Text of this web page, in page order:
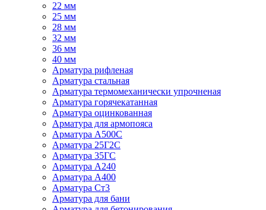
22 мм
25 мм
28 мм
32 мм
36 мм
40 мм
Арматура рифленая
Арматура стальная
Арматура термомеханически упрочненая
Арматура горячекатанная
Арматура оцинкованная
Арматура для армопояса
Арматура A500С
Арматура 25Г2С
Арматура 35ГС
Арматура А240
Арматура А400
Арматура Ст3
Арматура для бани